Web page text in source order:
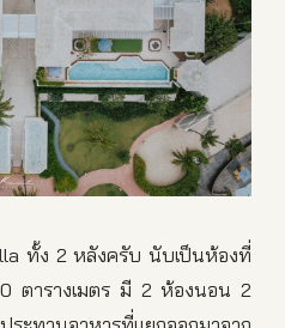
ทั้ง 2 หลังครับ นับเป็นห้องที่
ตารางเมตร มี 2 ห้องนอน 2